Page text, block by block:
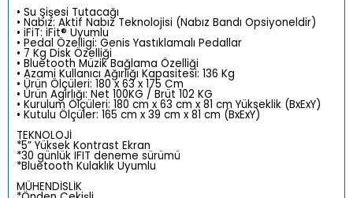
• Su Şişesi Tutacağı
• Nabız: Aktif Nabız Teknolojisi (Nabız Bandı Opsiyoneldir)
• iFiT: iFit® Uyumlu
• Pedal Özelligi: Genis Yastıklamalı Pedallar
• 7 Kg Disk Özelliği
• Bluetooth Müzik Bağlama Özelliği
• Azami Kullanıcı Ağırlığı Kapasitesi: 136 Kg
• Ürün Ölçüleri: 180 x 63 x 175 Cm
• Ürün Agırlığı: Net 100KG / Brüt 102 KG
• Kurulum Ölçüleri: 180 cm x 63 cm x 81 cm Yükseklik (BxExY)
• Kutulu Ölçüler: 165 cm x 39 cm x 81 cm (BxExY)
TEKNOLOJİ
*5” Yüksek Kontrast Ekran
*30 günlük IFIT deneme sürümü
*Bluetooth Kulaklık Uyumlu
MÜHENDİSLİK